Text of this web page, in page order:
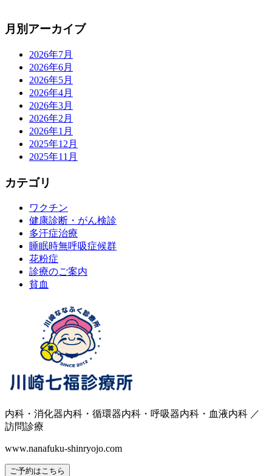
月別アーカイブ
2026年7月
2026年6月
2026年5月
2026年4月
2026年3月
2026年2月
2026年1月
2025年12月
2025年11月
カテゴリ
ワクチン
健康診断・がん検診
多汗症治療
睡眠時無呼吸症候群
花粉症
診療のご案内
貧血
内科・消化器内科・循環器内科・呼吸器内科・血液内科 ／
訪問診療
www.nanafuku-shinryojo.com
ご予約はこちら